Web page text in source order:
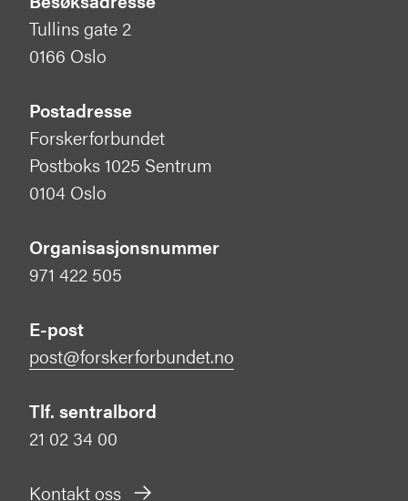
Tullins gate 2
0166 Oslo
Postadresse
Forskerforbundet
Postboks 1025 Sentrum
0104 Oslo
Organisasjonsnummer
971 422 505
E-post
post@forskerforbundet.no
Tlf. sentralbord
21 02 34 00
Kontakt oss